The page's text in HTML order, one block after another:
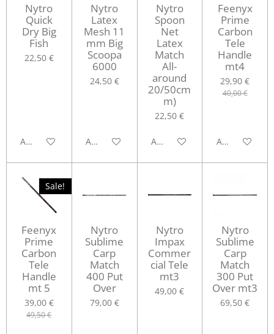
Nytro
Quick
Dry Big
Fish
22,50 €
Aggiungi al carrello
Nytro
Latex
Mesh 11
mm Big
Scoopa
6000
24,50 €
Aggiungi al carrello
Nytro
Spoon
Net
Latex
Match
All-
around
20/50cm
m)
22,50 €
Aggiungi al carrello
Feenyx
Prime
Carbon
Tele
Handle
mt4
29,90 €
40,00 €
Aggiungi al
Sale!
Feenyx
Prime
Carbon
Tele
Handle
mt 5
39,00 €
49,50 €
Nytro
Sublime
Carp
Match
400 Put
Over
79,00 €
Nytro
Impax
Commer
cial Tele
mt3
49,00 €
Nytro
Sublime
Carp
Match
300 Put
Over mt3
69,50 €